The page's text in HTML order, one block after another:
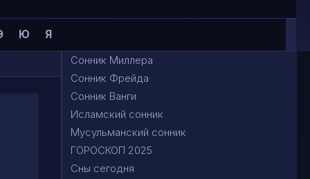
Ю Я
Сонник Миллера
Сонник Фрейда
Сонник Ванги
Исламский сонник
Мусульманский сонник
ГОРОСКОП 2025
Сны сегодня